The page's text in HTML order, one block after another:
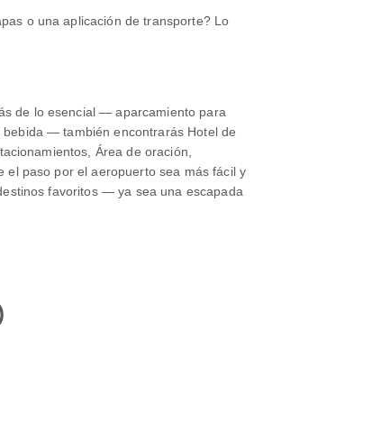
o una aplicación de transporte? Lo
de lo esencial — aparcamiento para
— también encontrarás Hotel de
Área de oración,
el paso por el aeropuerto sea más fácil y
favoritos — ya sea una escapada